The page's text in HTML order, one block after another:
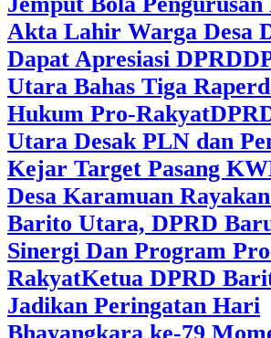
Akta Lahir Warga Desa
Dapat Apresiasi DPRD
Utara Bahas Tiga
Hukum Pro-Rakyat
Utara Desak PLN dan
Kejar Target Pasang
Desa Karamuan
Barito Utara, DPRD
Sinergi Dan Program
RakyatKetua DPRD
Jadikan Peringatan Hari